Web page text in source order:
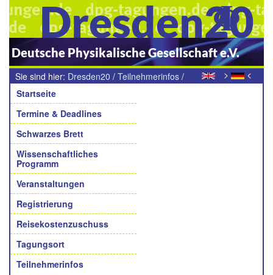
Dresden20
Deutsche Physikalische Gesellschaft e.V.
> <
Sie sind hier: Dresden20 / Teilnehmerinfos /
Öffentliche Arbeitsbereiche
Navigation
Startseite
Termine & Deadlines
Schwarzes Brett
Wissenschaftliches
Programm
Veranstaltungen
Registrierung
Reisekostenzuschuss
Tagungsort
Teilnehmerinfos